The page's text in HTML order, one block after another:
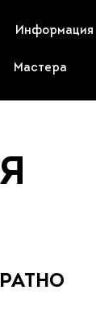
Информация
Мастера